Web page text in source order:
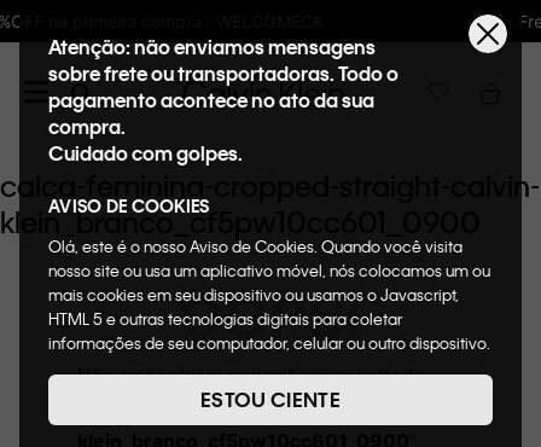
Frete GRÁTIS nas compras
Atenção: não enviamos mensagens
sobre frete ou transportadoras. Todo o
pagamento acontece no ato da sua
compra.
Cuidado com golpes.
AVISO DE COOKIES
Olá, este é o nosso Aviso de Cookies. Quando você visita
nosso site ou usa um aplicativo móvel, nós colocamos um ou
mais cookies em seu dispositivo ou usamos o Javascript,
HTML 5 e outras tecnologias digitais para coletar
informações de seu computador, celular ou outro dispositivo.
de cookies, informaremos quais cookies usaremos e quais
suas funções. A forma como processamos os dados
ESTOU CIENTE
calca-feminina-cropped-straight-calvin-
klein_branco_cf5pw10cc601_0900
OOPS!
Não encontramos nenhum resultado
calca-feminina-cropped-straight-
calvin-